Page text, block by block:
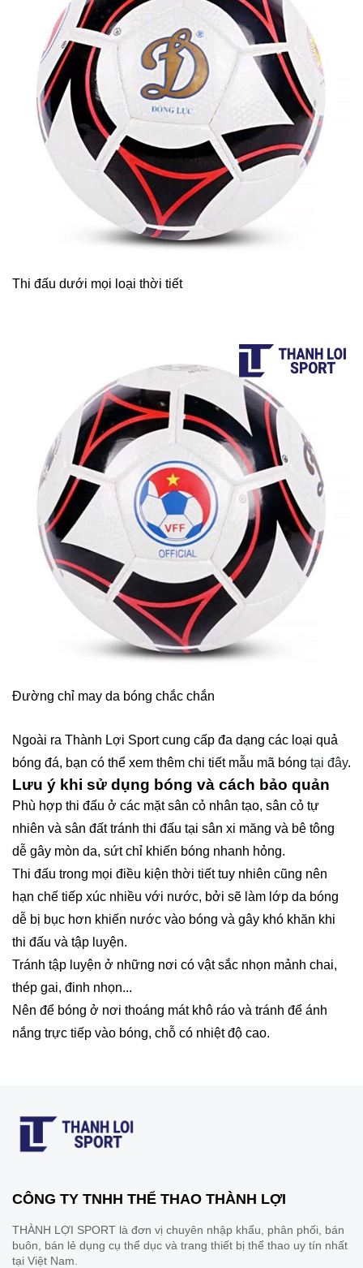
Thi đấu dưới mọi loại thời tiết
Đường chỉ may da bóng chắc chắn
Ngoài ra Thành Lợi Sport cung cấp đa dạng các loại quả
bóng đá, bạn có thể xem thêm chi tiết mẫu mã bóng tại đây.
Lưu ý khi sử dụng bóng và cách bảo quản
Phù hợp thi đấu ở các mặt sân cỏ nhân tạo, sân cỏ tự
nhiên và sân đất tránh thi đấu tại sân xi măng và bê tông
dễ gây mòn da, sứt chỉ khiến bóng nhanh hỏng.
Thi đấu trong mọi điều kiện thời tiết tuy nhiên cũng nên
hạn chế tiếp xúc nhiều với nước, bởi sẽ làm lớp da bóng
dễ bị bục hơn khiến nước vào bóng và gây khó khăn khi
thi đấu và tập luyện.
Tránh tập luyện ở những nơi có vật sắc nhọn mảnh chai,
thép gai, đinh nhọn...
Nên để bóng ở nơi thoáng mát khô ráo và tránh để ánh
nắng trực tiếp vào bóng, chỗ có nhiệt độ cao.
CÔNG TY TNHH THỂ THAO THÀNH LỢI
THÀNH LỢI SPORT là đơn vị chuyên nhập khẩu, phân phối, bán
buôn, bán lẻ dụng cụ thể dục và trang thiết bị thể thao uy tín nhất
tại Việt Nam.